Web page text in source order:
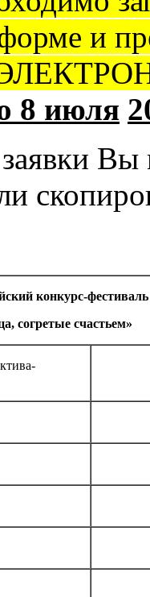
и
8 июля
Вы
конкурс-фестиваль
согретые счастьем»